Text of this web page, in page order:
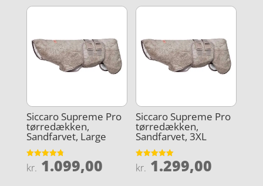
Siccaro Supreme Pro
tørredækken,
Sandfarvet, Large
Vurderet
4.8
kr. 1.099,00
Siccaro Supreme Pro
tørredækken,
Sandfarvet, 3XL
Vurderet
5
kr. 1.299,00